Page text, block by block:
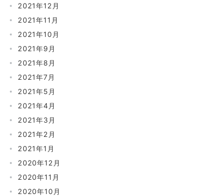
2021年12月
2021年11月
2021年10月
2021年9月
2021年8月
2021年7月
2021年5月
2021年4月
2021年3月
2021年2月
2021年1月
2020年12月
2020年11月
2020年10月